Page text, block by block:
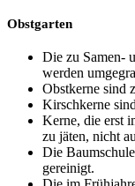
Obstgarten
Die zu Samen-
werden
Obstkerne sind
Kirschkerne
Kerne, die erst
zu jäten, nicht
Die
gereinigt.